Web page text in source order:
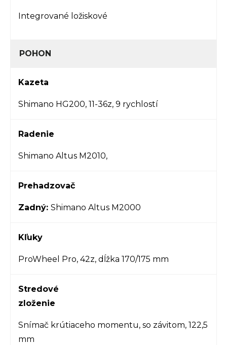
Integrované ložiskové
POHON
Kazeta
Shimano HG200, 11-36z, 9 rychlostí
Radenie
Shimano Altus M2010,
Prehadzovač
Zadný: Shimano Altus M2000
Kľuky
ProWheel Pro, 42z, dĺžka 170/175 mm
Stredové
zloženie
Snímač krútiaceho momentu, so závitom, 122,5
mm